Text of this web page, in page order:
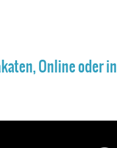
Online oder in